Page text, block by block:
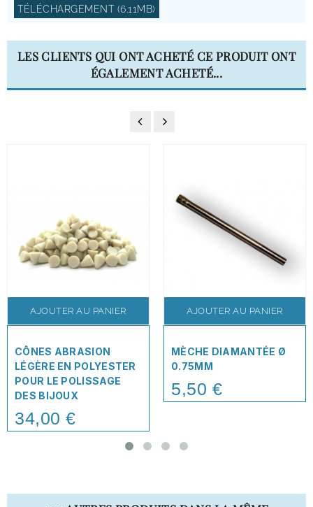
TÉLÉCHARGEMENT (6.11MB)
LES CLIENTS QUI ONT ACHETÉ CE PRODUIT ONT
ÉGALEMENT ACHETÉ...
AJOUTER AU PANIER
CÔNES ABRASION
LÉGÈRE EN POLYESTER
POUR LE POLISSAGE
DES BIJOUX
Price
34,00 €
AJOUTER AU PANIER
MÈCHE DIAMANTÉE Ø
0.75MM
Price
5,50 €